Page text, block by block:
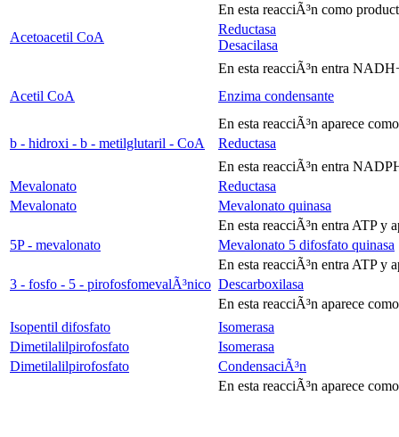
En esta reacciÃ³n como
Acetoacetil CoA
Reductasa
Desacilasa
En esta reacciÃ³n entra
Acetil CoA
Enzima condensante
En esta reacciÃ³n aparece
b - hidroxi - b - metilglutaril - CoA
Reductasa
En esta reacciÃ³n entra
Mevalonato
Reductasa
Mevalonato
Mevalonato quinasa
En esta reacciÃ³n entra ATP y
5P - mevalonato
Mevalonato 5 difosfato quinasa
En esta reacciÃ³n entra ATP y
3 - fosfo - 5 - pirofosfomevalÃ³nico Descarboxilasa
En esta reacciÃ³n aparece
Isopentil difosfato
Isomerasa
Dimetilalilpirofosfato
Isomerasa
Dimetilalilpirofosfato
CondensaciÃ³n
En esta reacciÃ³n aparece